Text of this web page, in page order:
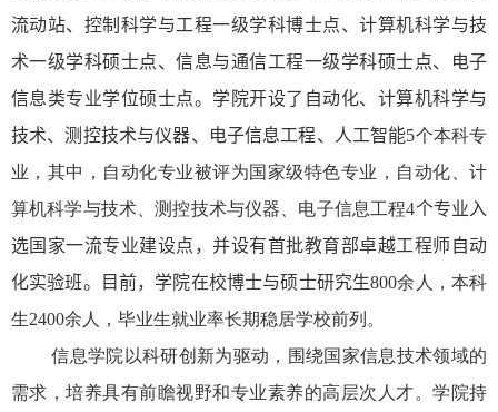
流动站、控制科学与工程一级学科博士点、计算机科学与技
术一级学科硕士点、信息与通信工程一级学科硕士点、电子
信息类专业学位硕士点。 学院开设了自动化、计算机科学与
技术、测控技术与仪器、电子信息工程、人工智能5个本科专
业，其中，自动化专业被评为国家级特色专业，自动化、计
算机科学与技术、测控技术与仪器、电子信息工程4个专业入
选国家一流专业建设点，并设有首批教育部卓越工程师自动
化实验班。
目前，学院在校博士与硕士研究生800余人，本科
生2400余人，毕业生就业率长期稳居学校前列。
信息学院以科研创新为驱动，围绕国家信息技术领域的
需求，培养具有前瞻视野和专业素养的高层次人才。学院持